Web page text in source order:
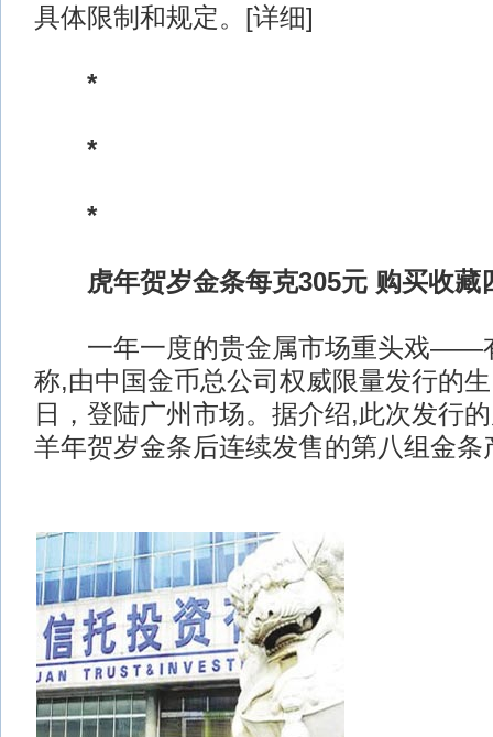
具体限制和规定。[详细]
*
*
*
虎年贺岁金条每克305元 购买收藏
一年一度的贵金属市场重头戏——有
称,由中国金币总公司权威限量发行的
日，登陆广州市场。据介绍,此次发行
羊年贺岁金条后连续发售的第八组金条